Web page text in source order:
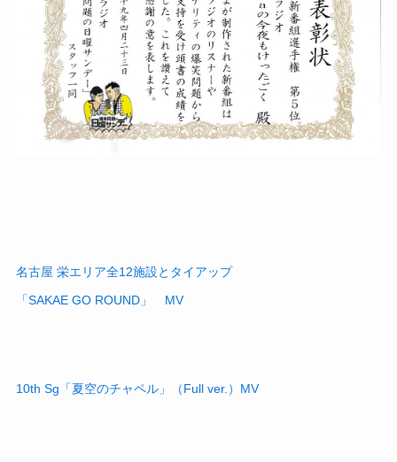
名古屋 栄エリア全12施設とタイアップ
「SAKAE GO ROUND」 MV
10th Sg「夏空のチャペル」（Full ver.）MV